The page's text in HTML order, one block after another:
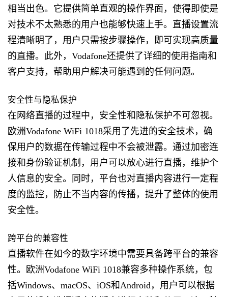
相当出色。它提供简单直观的操作界面，使得即使是
对技术不太熟悉的用户也能够快速上手。直播设置流
程清晰明了，用户只需按步骤操作，即可实现高质量
的直播。此外，Vodafone还提供了详细的使用指南和
客户支持，帮助用户解决可能遇到的任何问题。
安全性与隐私保护
在网络直播的过程中，安全性和隐私保护不可忽视。
欧洲Vodafone WiFi 1018采用了先进的安全技术，确
保用户的数据在传输过程中不会被泄露。通过加密连
接和身份验证机制，用户可以放心进行直播，维护个
人信息的安全。同时，平台也对直播内容进行一定程
度的监控，防止不当内容的传播，提升了整体的使用
安全性。
跨平台的兼容性
直播软件在如今的数字环境中需要具备跨平台的兼容
性。欧洲Vodafone WiFi 1018兼容多种操作系统，包
括Windows、macOS、iOS和Android，用户可以根据